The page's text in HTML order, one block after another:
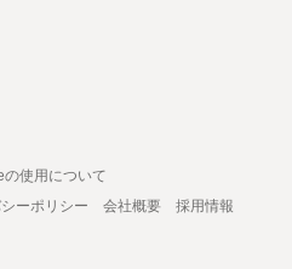
使用について
ーポリシー 会社概要
採用情報